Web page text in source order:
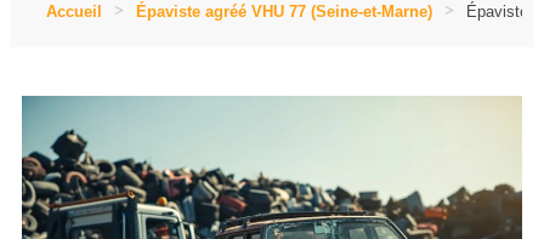
Accueil Épaviste agréé VHU 77 (Seine-et-Marne) Épaviste